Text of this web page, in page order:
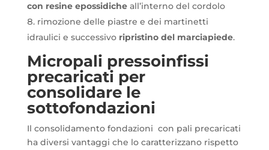
con resine epossidiche all’interno del cordolo
rimozione delle piastre e dei martinetti
idraulici e successivo ripristino del marciapiede.
Micropali pressoinfissi
precaricati per
consolidare le
sottofondazioni
Il consolidamento fondazioni con pali precaricati
ha diversi vantaggi che lo caratterizzano rispetto